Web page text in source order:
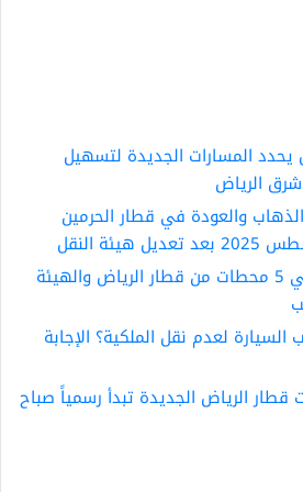
يحدد المسارات الجديدة لتسهيل
الرياض
والعودة في قطار الحرمين
النقل
عاجل: تغيير هام في 5 محطات من قطار الرياض والهيئة
لعدم نقل الملكية؟ الإجابة
الرياض الجديدة تبدأ رسمياً صباح